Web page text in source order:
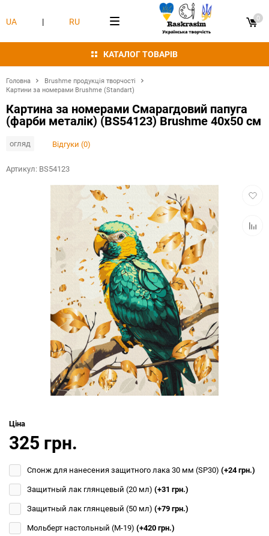
КАТАЛОГ ТОВАРІВ
UA | RU 0
Головна
Brushme продукція творчості
Картини за номерами Brushme (Standart)
Картина за номерами Смарагдовий папуга
(фарби металік) (BS54123) Brushme 40x50 см
огляд Відгуки (0)
Артикул: BS54123
Ціна
325 грн.
Спонж для нанесения защитного лака 30 мм (SP30) (+24 грн.)
Защитный лак глянцевый (20 мл) (+31 грн.)
Защитный лак глянцевый (50 мл) (+79 грн.)
Мольберт настольный (М-19) (+420 грн.)